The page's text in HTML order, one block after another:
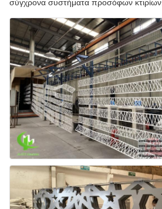
σύγχρονα συστήματα προσόφων κτιρίων.